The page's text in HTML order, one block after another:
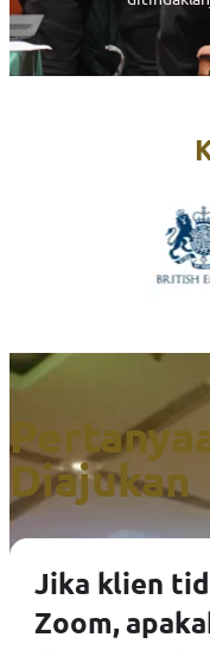
Diajukan
Jika klien
Zoom,